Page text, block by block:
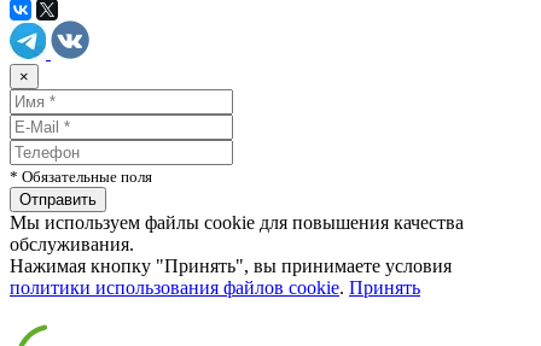
×
* Обязательные поля
Мы используем файлы cookie для повышения качества
обслуживания.
Нажимая кнопку "Принять", вы принимаете условия
политики использования файлов cookie. Принять